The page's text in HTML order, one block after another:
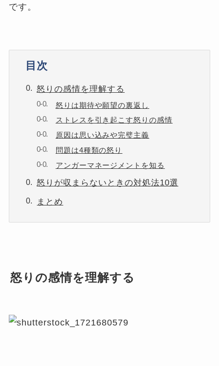
です。
目次
怒りの感情を理解する
怒りは期待や願望の裏返し
ストレスを引き起こす怒りの感情
原因は思い込みや完璧主義
問題は4種類の怒り
アンガーマネージメントを知る
怒りが収まらないときの対処法10選
まとめ
怒りの感情を理解する